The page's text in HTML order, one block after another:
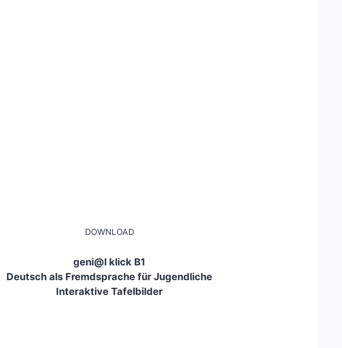
DOWNLOAD
geni@l klick B1
Deutsch als Fremdsprache für Jugendliche
Interaktive Tafelbilder